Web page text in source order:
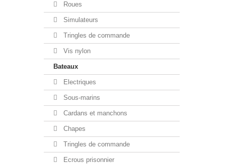
Roues
Simulateurs
Tringles de commande
Vis nylon
Bateaux
Electriques
Sous-marins
Cardans et manchons
Chapes
Tringles de commande
Ecrous prisonnier